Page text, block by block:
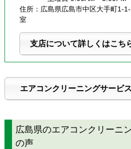
住所：広島県広島市中区大手町1-
室
支店について詳しくはこち
エアコンクリーニングサービ
広島県のエアコンクリーニ
の声